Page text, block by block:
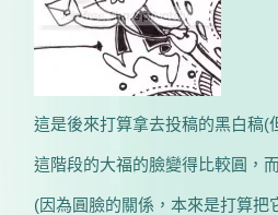
這是後來打算拿去投稿的黑白稿(
這階段的大福的臉變得比較圓，
(因為圓臉的關係，本來是打算把